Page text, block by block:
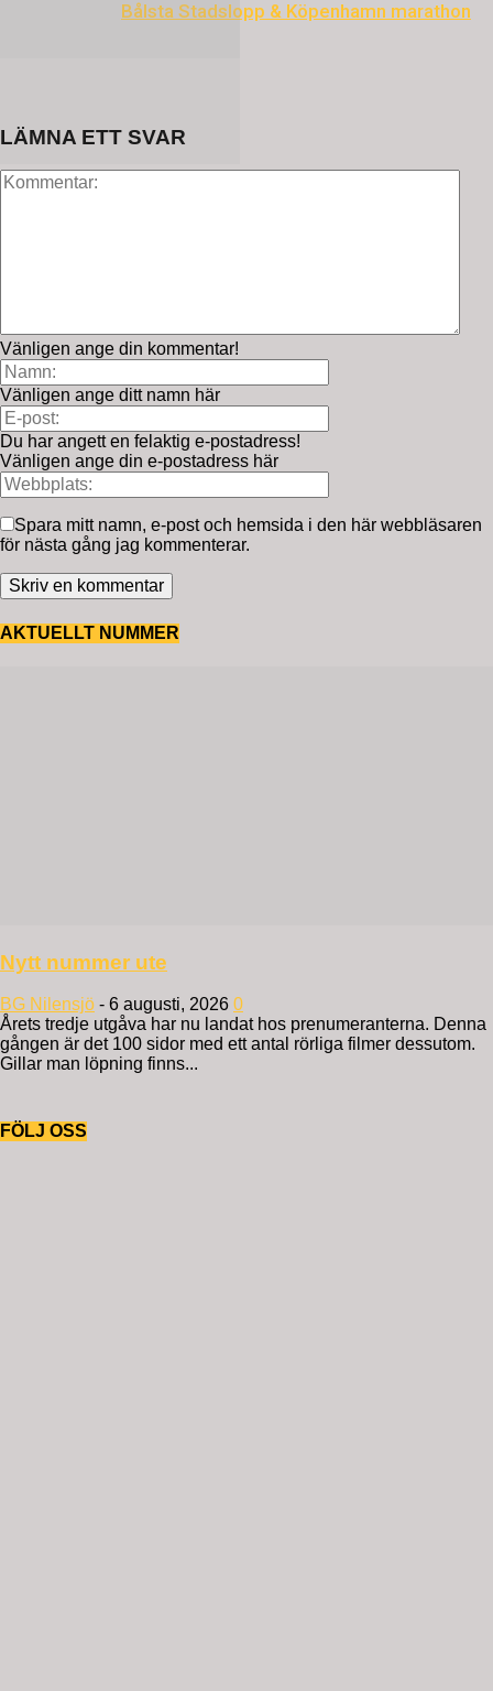
Bålsta Stadslopp & Köpenhamn marathon
LÄMNA ETT SVAR
Vänligen ange din kommentar!
Vänligen ange ditt namn här
Du har angett en felaktig e-postadress!
Vänligen ange din e-postadress här
Spara mitt namn, e-post och hemsida i den här webbläsaren
för nästa gång jag kommenterar.
AKTUELLT NUMMER
Nytt nummer ute
BG Nilensjö - 6 augusti, 2026 0
Årets tredje utgåva har nu landat hos prenumeranterna. Denna
gången är det 100 sidor med ett antal rörliga filmer dessutom.
Gillar man löpning finns...
FÖLJ OSS